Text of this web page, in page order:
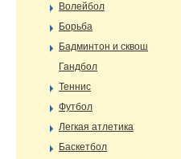
Волейбол
Борьба
Бадминтон и сквош
Гандбол
Теннис
Футбол
Легкая атлетика
Баскетбол